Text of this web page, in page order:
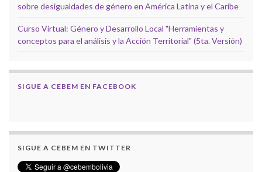
sobre desigualdades de género en América Latina y el Caribe
Curso Virtual: Género y Desarrollo Local "Herramientas y
conceptos para el análisis y la Acción Territorial" (5ta. Versión)
SIGUE A CEBEM EN FACEBOOK
SIGUE A CEBEM EN TWITTER